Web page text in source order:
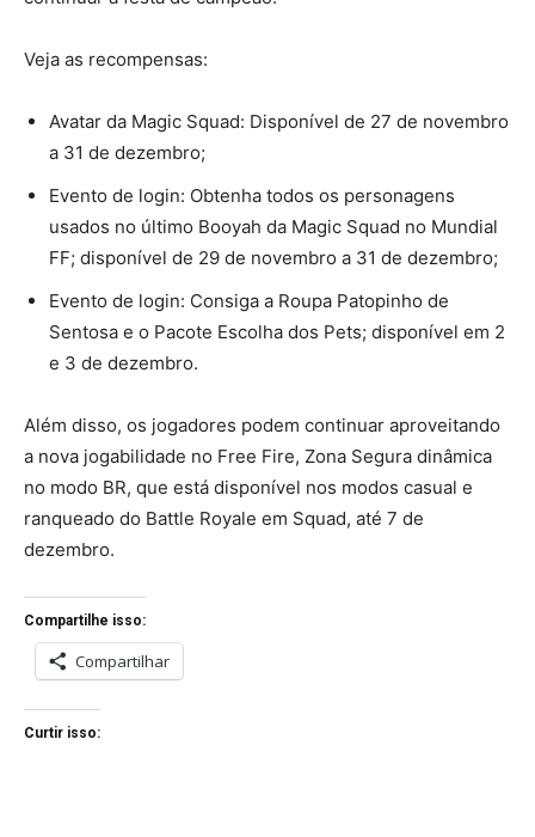
Veja as recompensas:
Avatar da Magic Squad: Disponível de 27 de novembro
a 31 de dezembro;
Evento de login: Obtenha todos os personagens
usados no último Booyah da Magic Squad no Mundial
FF; disponível de 29 de novembro a 31 de dezembro;
Evento de login: Consiga a Roupa Patopinho de
Sentosa e o Pacote Escolha dos Pets; disponível em 2
e 3 de dezembro.
Além disso, os jogadores podem continuar aproveitando
a nova jogabilidade no Free Fire, Zona Segura dinâmica
no modo BR, que está disponível nos modos casual e
ranqueado do Battle Royale em Squad, até 7 de
dezembro.
Compartilhe isso:
Compartilhar
Curtir isso: